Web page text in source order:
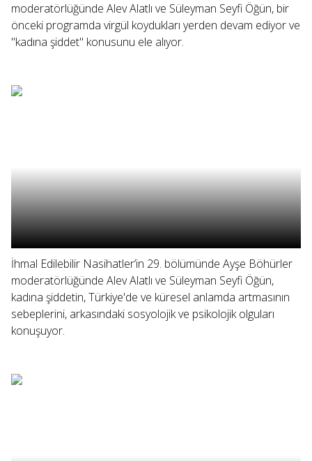
moderatörlüğünde Alev Alatlı ve Süleyman Seyfi Öğün, bir
önceki programda virgül koydukları yerden devam ediyor ve
"kadına şiddet" konusunu ele alıyor.
İhmal Edilebilir Nasihatler’in 29. bölümünde Ayşe Böhürler
moderatörlüğünde Alev Alatlı ve Süleyman Seyfi Öğün,
kadına şiddetin, Türkiye'de ve küresel anlamda artmasının
sebeplerini, arkasındaki sosyolojik ve psikolojik olguları
konuşuyor.